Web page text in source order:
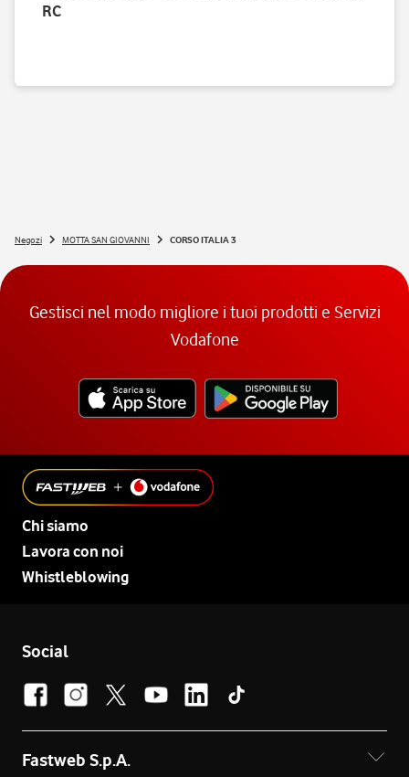
RC
Negozi MOTTA SAN GIOVANNI CORSO ITALIA 3
Gestisci nel modo migliore i tuoi prodotti e Servizi
Vodafone
Chi siamo
Lavora con noi
Whistleblowing
Social
Fastweb S.p.A.